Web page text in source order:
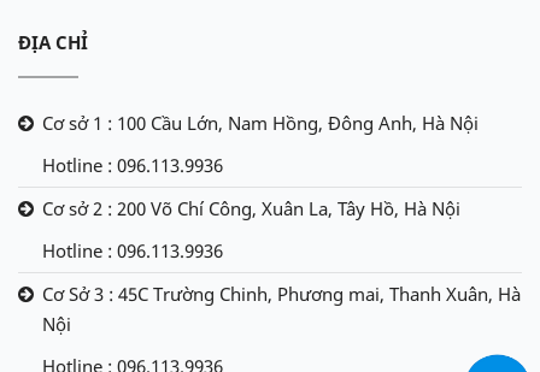
ĐỊA CHỈ
Cơ sở 1 : 100 Cầu Lớn, Nam Hồng, Đông Anh, Hà Nội
Hotline : 096.113.9936
Cơ sở 2 : 200 Võ Chí Công, Xuân La, Tây Hồ, Hà Nội
Hotline : 096.113.9936
Cơ Sở 3 : 45C Trường Chinh, Phương mai, Thanh Xuân, Hà
Nội
Hotline : 096.113.9936